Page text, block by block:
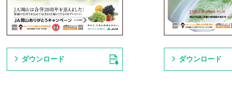
ダウンロード ダウンロード